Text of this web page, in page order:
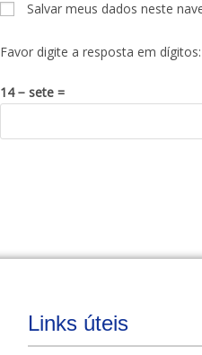
Salvar meus dados neste
Favor digite a resposta em dígitos:
14 − sete =
Links úteis